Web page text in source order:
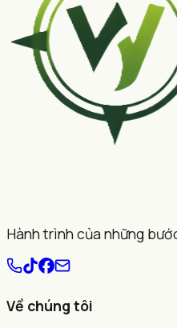
Hành trình của những
Về chúng tôi